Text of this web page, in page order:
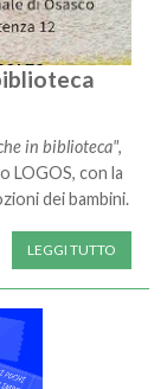
in biblioteca",
LOGOS, con la
dei bambini.
LEGGI TUTTO